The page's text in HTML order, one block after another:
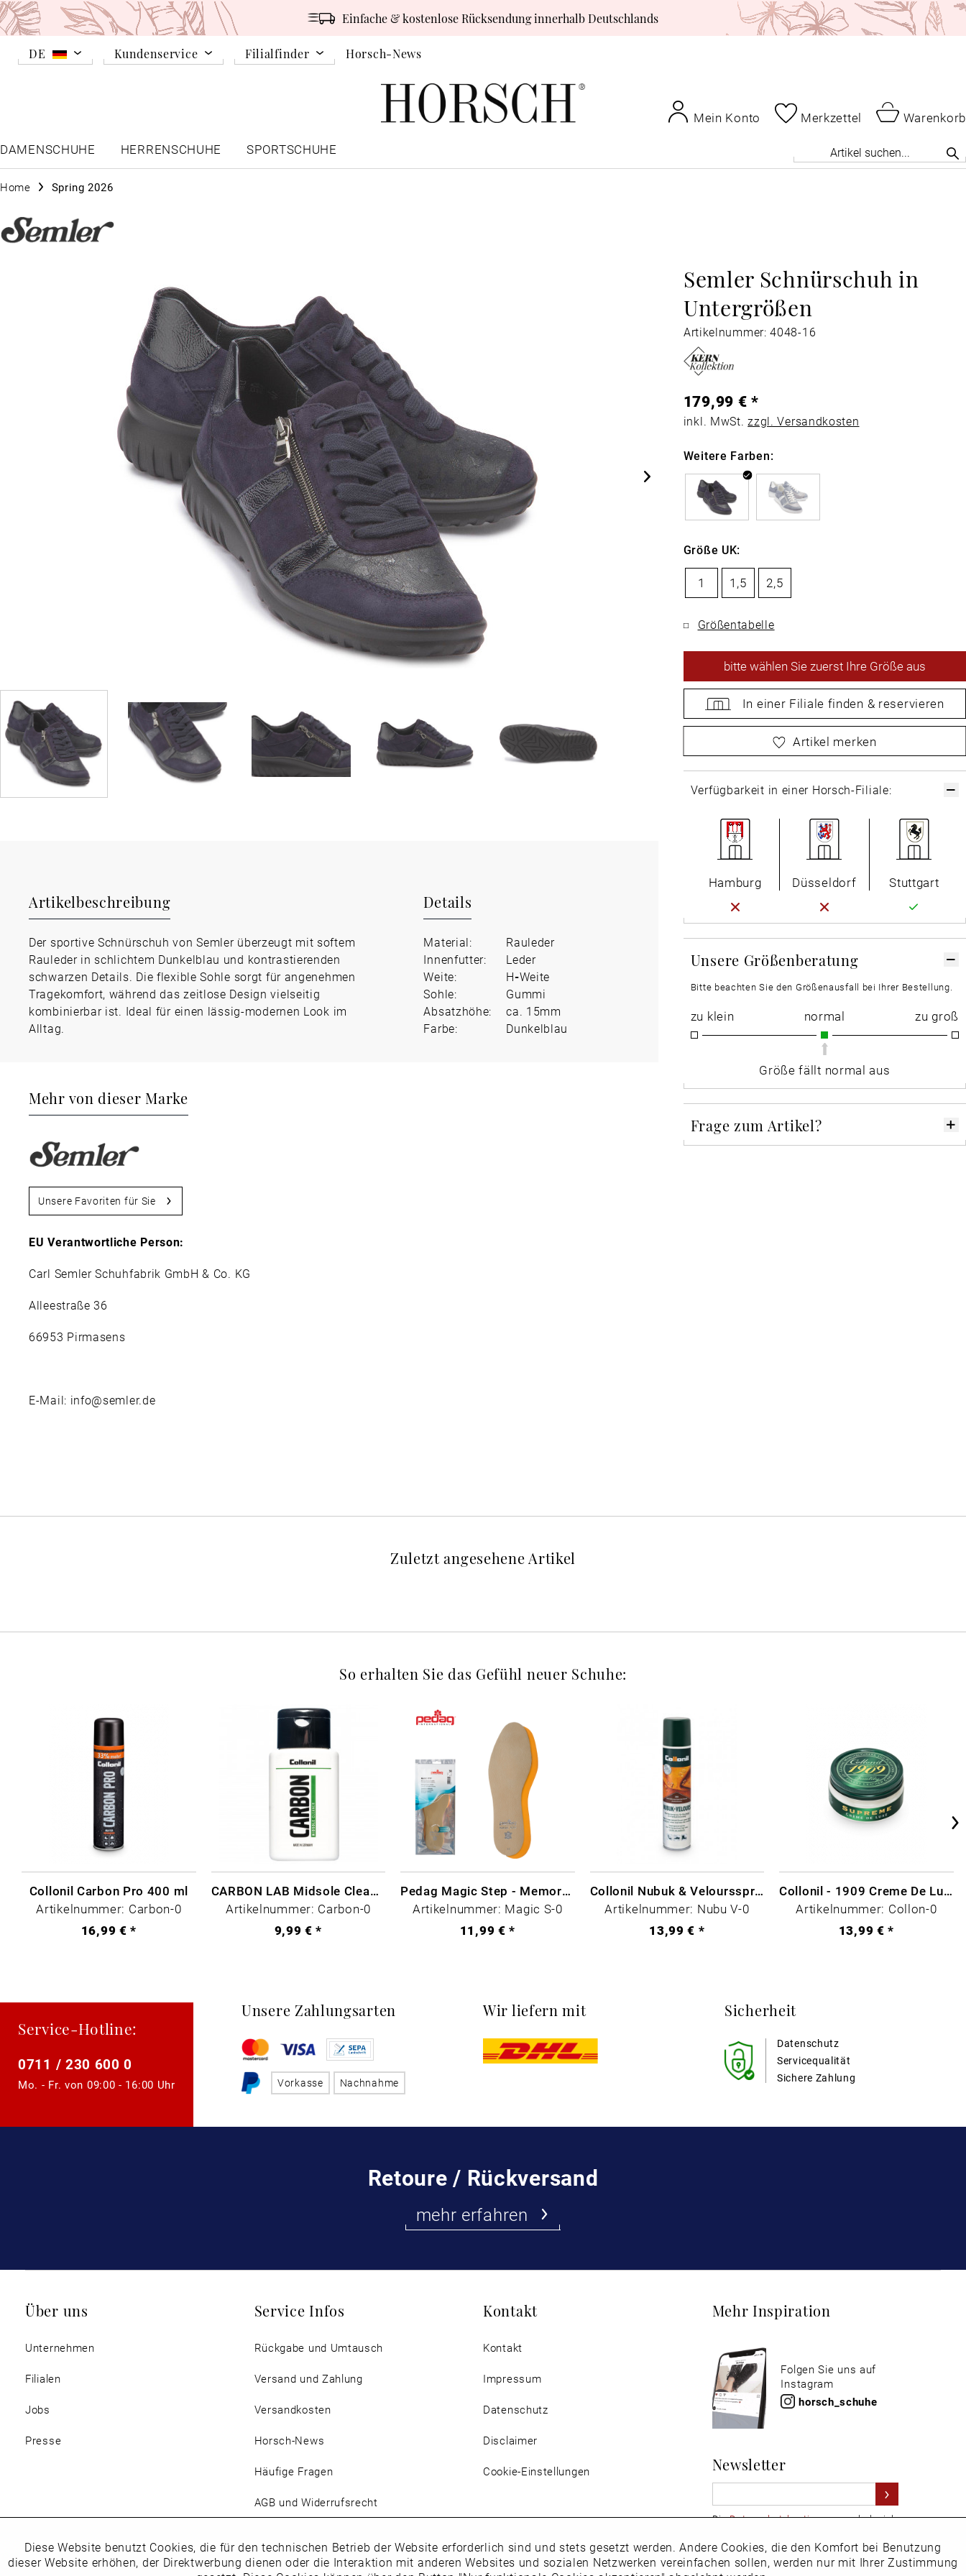
Einfache & kostenlose Rücksendung innerhalb Deutschlands
DE Kundenservice Filialfinder Horsch-News
Mein Konto Merkzettel
Warenkorb
DAMENSCHUHE
HERRENSCHUHE SPORTSCHUHE
Home Spring 2026
Semler Schnürschuh in
Untergrößen
Artikelnummer: 4048-16
Artikelbeschreibung
Der sportive Schnürschuh von Semler überzeugt mit softem
Rauleder in schlichtem Dunkelblau und kontrastierenden
schwarzen Details. Die flexible Sohle sorgt für angenehmen
Tragekomfort, während das zeitlose Design vielseitig
kombinierbar ist. Ideal für einen lässig-modernen Look im
Alltag.
Details
Material:
Rauleder
Innenfutter:
Leder
Weite:
H-Weite
Sohle:
Gummi
Absatzhöhe:
ca. 15mm
Farbe:
Dunkelblau
Mehr von dieser Marke
Unsere Favoriten für Sie
EU Verantwortliche Person:
Carl Semler Schuhfabrik GmbH & Co. KG
Alleestraße 36
66953 Pirmasens
E-Mail: info@semler.de
179,99 € *
inkl. MwSt.zzgl. Versandkosten
Weitere Farben:
Größe UK:
1 1,5 2,5
Größentabelle
bittewählen Sie zuerst Ihre Größe aus
In einer Filiale finden & reservieren
wählen Sie zuerst Ihre Größe aus
Artikel merken
Verfügbarkeit in einer Horsch-Filiale:
Hamburg Düsseldorf Stuttgart
Unsere Größenberatung
Bitte beachten Sie den Größenausfall bei Ihrer Bestellung.
zu klein normal zu groß
Größe fällt normal aus
Frage zum Artikel?
Zuletzt angesehene Artikel
So erhalten Sie das Gefühl neuer Schuhe:
Collonil Carbon Pro 400 ml
Artikelnummer: Carbon-0
16,99 € *
CARBON LAB Midsole Cleaner
Artikelnummer: Carbon-0
9,99 € *
Pedag Magic Step - Memory Schaum
Artikelnummer: Magic S-0
11,99 € *
Collonil Nubuk & Veloursspray Schwarz
Artikelnummer: Nubu V-0
13,99 € *
Collonil - 1909 Creme De Luxe Farblos
Artikelnummer: Collon-0
13,99 € *
Retoure / Rückversand
mehr erfahren
Service-Hotline:
0711 / 230 600 0
Mo. - Fr. von 09:00 - 16:00 Uhr
Unsere Zahlungsarten
Vorkasse Nachnahme
Wir liefern mit Sicherheit
Datenschutz
Sichere Zahlung
Servicequalität
Über uns
Unternehmen
Filialen
Jobs
Presse
Service Infos
Rückgabe und Umtausch
Versand und Zahlung
Versandkosten
Horsch-News
Häufige Fragen
AGB und Widerrufsrecht
Kontakt
Kontakt
Impressum
Datenschutz
Disclaimer
Cookie-Einstellungen
Mehr Inspiration
Folgen Sie uns auf
Instagram
horsch_schuhe
Newsletter
DieDatenschutzbestimmungenhabe ich
Hiervom Newsletter abmelden.
Funktionale Aktiv
Diese Website benutzt Cookies, die für den technischen Betrieb der Website erforderlich sind und stets gesetzt werden. Andere Cookies, die den Komfort bei Benutzung
dieser Website erhöhen, der Direktwerbung dienen oder die Interaktion mit anderen Websites und sozialen Netzwerken vereinfachen sollen, werden nur mit Ihrer Zustimmung